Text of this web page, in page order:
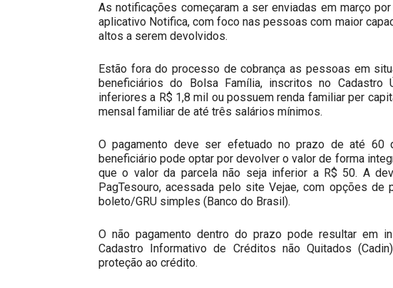
As notificações começaram a ser enviadas em março
aplicativo Notifica, com foco nas pessoas com maior
altos a serem devolvidos.
Estão fora do processo de cobrança as pessoas em
beneficiários do Bolsa Família, inscritos no Cadastro
inferiores a R$ 1,8 mil ou possuem renda familiar per
mensal familiar de até três salários mínimos.
O pagamento deve ser efetuado no prazo de até 60
beneficiário pode optar por devolver o valor de forma
que o valor da parcela não seja inferior a R$ 50. A
PagTesouro, acessada pelo site Vejae, com opções de
boleto/GRU simples (Banco do Brasil).
O não pagamento dentro do prazo pode resultar em
Cadastro Informativo de Créditos não Quitados
proteção ao crédito.